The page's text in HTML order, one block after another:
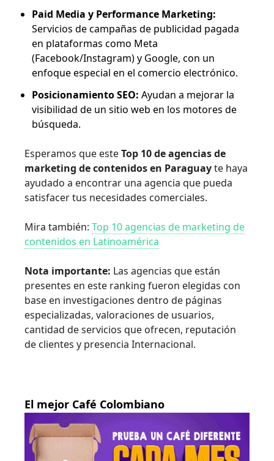
Paid Media y Performance Marketing:
Servicios de campañas de publicidad pagada
en plataformas como Meta
(Facebook/Instagram) y Google, con un
enfoque especial en el comercio electrónico.
Posicionamiento SEO: Ayudan a mejorar la
visibilidad de un sitio web en los motores de
búsqueda.
Esperamos que esteTop 10 de agencias de
marketing de contenidos en Paraguayte haya
ayudado a encontrar una agencia que pueda
satisfacer tus necesidades comerciales.
Mira también: Top 10 agencias de marketing de
contenidos en Latinoamérica
Nota importante: Las agencias que están
presentes en este ranking fueron elegidas con
base en investigaciones dentro de páginas
especializadas, valoraciones de usuarios,
cantidad de servicios que ofrecen, reputación
de clientes y presencia Internacional.
El mejor Café Colombiano